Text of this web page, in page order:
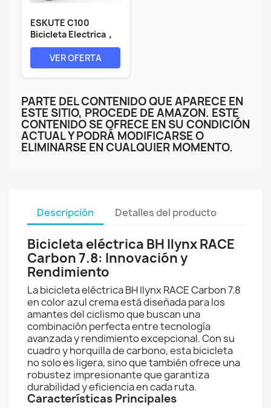
ESKUTE C100
Bicicleta Electrica，
26 Pulgadas E...
VER OFERTA
PARTE DEL CONTENIDO QUE APARECE EN
ESTE SITIO, PROCEDE DE AMAZON. ESTE
CONTENIDO SE OFRECE EN SU CONDICIÓN
ACTUAL Y PODRÁ MODIFICARSE O
ELIMINARSE EN CUALQUIER MOMENTO.
Descripción Detalles del producto
Bicicleta eléctrica BH Ilynx RACE
Carbon 7.8: Innovación y
Rendimiento
La bicicleta eléctrica BH Ilynx RACE Carbon 7.8
en color azul crema está diseñada para los
amantes del ciclismo que buscan una
combinación perfecta entre tecnología
avanzada y rendimiento excepcional. Con su
cuadro y horquilla de carbono, esta bicicleta
no solo es ligera, sino que también ofrece una
robustez impresionante que garantiza
durabilidad y eficiencia en cada ruta.
Características Principales